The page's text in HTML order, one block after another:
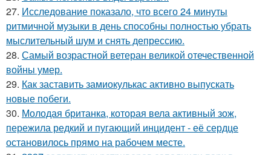
27. Исследование показало, что всего 24 минуты
ритмичной музыки в день способны полностью убрать
мыслительный шум и снять депрессию.
28. Самый возрастной ветеран великой отечественной
войны умер.
29. Как заставить замиокулькас активно выпускать
новые побеги.
30. Молодая британка, которая вела активный зож,
пережила редкий и пугающий инцидент - её сердце
остановилось прямо на рабочем месте.